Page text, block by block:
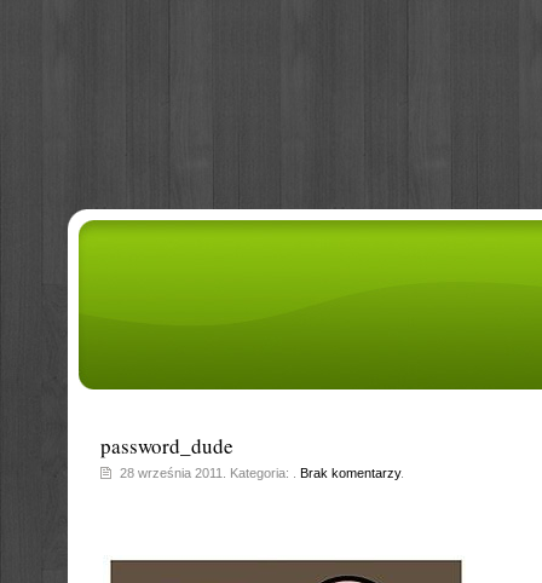
password_dude
28 września 2011. Kategoria: . Brak komentarzy.